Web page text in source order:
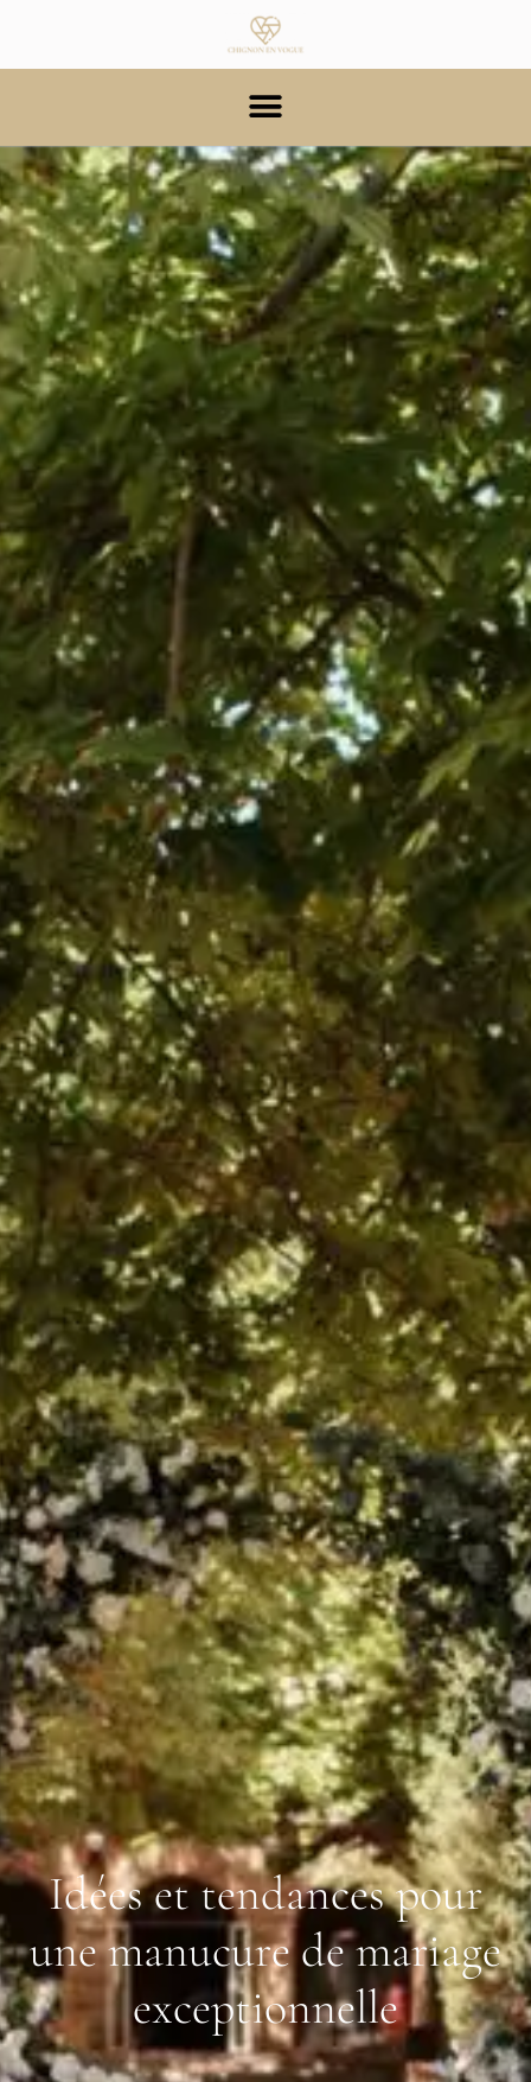
Idées et tendances pour
une manucure de mariage
exceptionnelle